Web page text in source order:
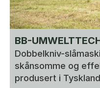
BB-
Dobbelkniv-
skånsomme og
produsert i